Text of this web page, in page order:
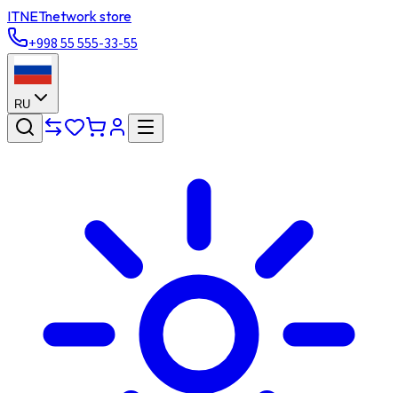
ITNETnetwork store
+998 55 555-33-55
RU